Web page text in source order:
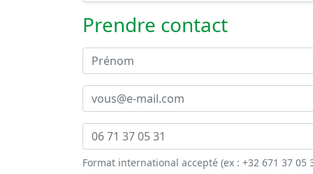
Prendre contact
Format international accepté (ex : +32 671 37 05